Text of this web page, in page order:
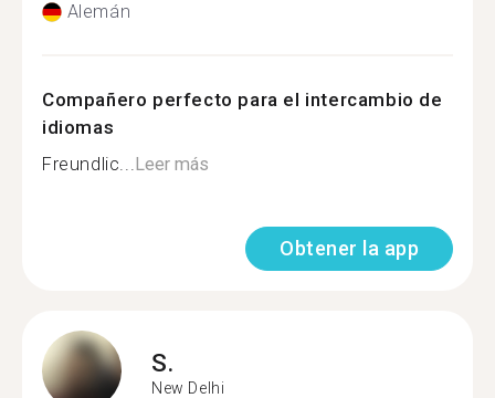
Alemán
Compañero perfecto para el intercambio de
idiomas
Freundlic...Leer más
Obtener la app
S.
New Delhi